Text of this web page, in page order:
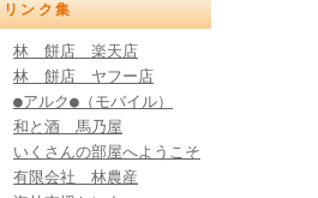
リンク集
林 餅店 楽天店
林 餅店 ヤフー店
●アルク●（モバイル）
和と酒 馬乃屋
いくさんの部屋へようこそ
有限会社 林農産